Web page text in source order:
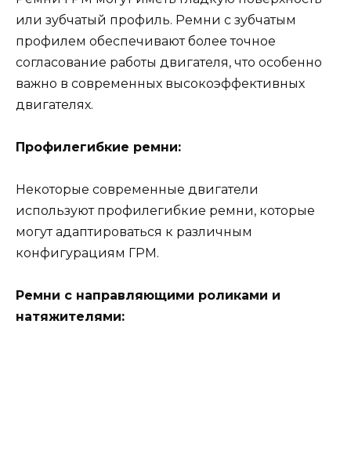
или зубчатый профиль. Ремни с зубчатым
профилем обеспечивают более точное
согласование работы двигателя, что особенно
важно в современных высокоэффективных
двигателях.
Профилегибкие ремни:
Некоторые современные двигатели
используют профилегибкие ремни, которые
могут адаптироваться к различным
конфигурациям ГРМ.
Ремни с направляющими роликами и
натяжителями: